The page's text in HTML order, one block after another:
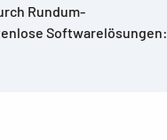
Rundum-
Softwarelösungen: